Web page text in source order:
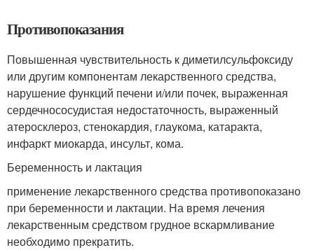
Противопоказания
Повышенная чувствительность к диметилсульфоксиду
или другим компонентам лекарственного средства,
нарушение функций печени и/или почек, выраженная
сердечнососудистая недостаточность, выраженный
атеросклероз, стенокардия, глаукома, катаракта,
инфаркт миокарда, инсульт, кома.
Беременность и лактация
применение лекарственного средства противопоказано
при беременности и лактации. На время лечения
лекарственным средством грудное вскармливание
необходимо прекратить.